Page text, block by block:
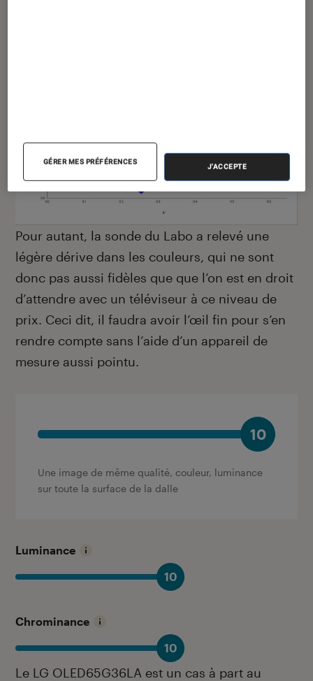
Pour autant, la sonde du Labo a relevé une
légère dérive dans les couleurs, qui ne sont
donc pas aussi fidèles que que l’on est en droit
d’attendre avec un téléviseur à ce niveau de
prix. Ceci dit, il faudra avoir l’œil fin pour s’en
rendre compte sans l’aide d’un appareil de
mesure aussi pointu.
10
Une image de même qualité, couleur, luminance
sur toute la surface de la dalle
Luminance
10
Chrominance
10
Le LG OLED65G36LA est un cas à part au
GÉRER MES PRÉFÉRENCES
J'ACCEPTE